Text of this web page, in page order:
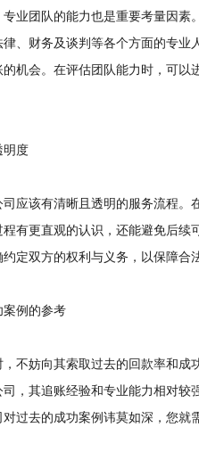
团队的能力也是重要考量因素
、财务及谈判等各个方面的专
机会。在评估团队能力时，可
度
该有清晰且透明的服务流程。
有更直观的认识，还能避免后
定双方的权利与义务，以保障合
例的参考
妨向其索取过去的回款率和成
，其追账经验和专业能力相对
过去的成功案例讳莫如深，您就